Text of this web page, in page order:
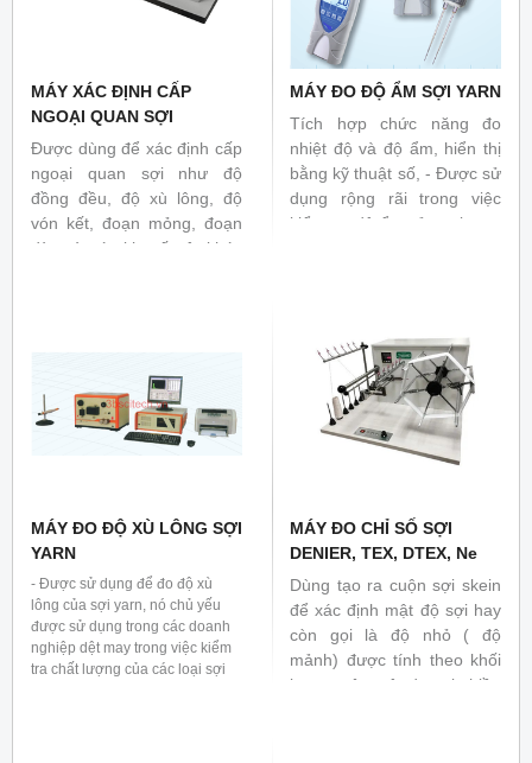
2062, ISO 3341, ISO 6939,
MÁY XÁC ĐỊNH CẤP
NGOẠI QUAN SỢI
Được dùng để xác định cấp
ngoại quan sợi như độ
đồng đều, độ xù lông, độ
vón kết, đoạn mỏng, đoạn
dày và các khuyết tật khác
MÁY ĐO ĐỘ ẨM SỢI YARN
Tích hợp chức năng đo
nhiệt độ và độ ẩm, hiển thị
bằng kỹ thuật số, - Được sử
dụng rộng rãi trong việc
kiểm tra độ ẩm của sợi yarn
MÁY ĐO ĐỘ XÙ LÔNG SỢI
YARN
- Được sử dụng để đo độ xù
lông của sợi yarn, nó chủ yếu
được sử dụng trong các doanh
nghiệp dệt may trong việc kiểm
tra chất lượng của các loại sợi
MÁY ĐO CHỈ SỐ SỢI
DENIER, TEX, DTEX, Ne
Dùng tạo ra cuộn sợi skein
để xác định mật độ sợi hay
còn gọi là độ nhỏ ( độ
mảnh) được tính theo khối
lượng trên một đơn vị chiều